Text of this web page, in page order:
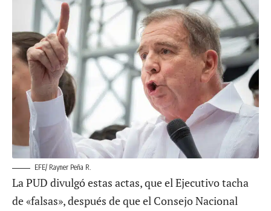
EFE/ Rayner Peña R.
La PUD divulgó estas actas, que el Ejecutivo tacha
de «falsas», después de que el Consejo Nacional